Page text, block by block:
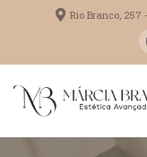
Rio Branco, 257